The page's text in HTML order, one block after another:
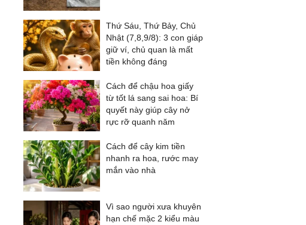
Thứ Sáu, Thứ Bảy, Chủ
Nhật (7,8,9/8): 3 con giáp
giữ ví, chủ quan là mất
tiền không đáng
Cách để chậu hoa giấy
từ tốt lá sang sai hoa: Bí
quyết này giúp cây nở
rực rỡ quanh năm
Cách để cây kim tiền
nhanh ra hoa, rước may
mắn vào nhà
Vì sao người xưa khuyên
hạn chế mặc 2 kiểu màu